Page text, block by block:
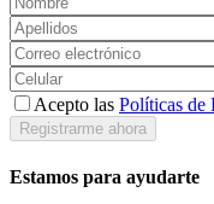
Acepto las Políticas de
Registrarme ahora
Estamos para ayudarte